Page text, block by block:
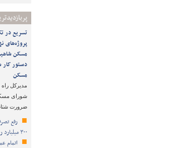
تسریع در
پروژه‌های
مسکن
دستور کار
مسکن
مدیرکل
شورای
ضرورت
رفع
۳۰۰ میلیارد ریال